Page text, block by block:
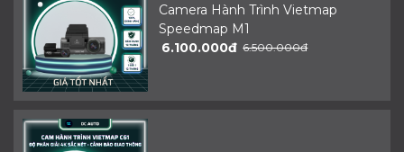
Camera Hành Trình Vietmap
Speedmap M1
6.100.000đ 6.500.000đ